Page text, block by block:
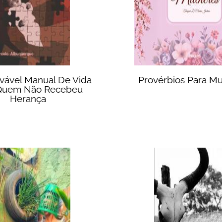
Manual De Vida
Não Recebeu
Herança
Provérbios Para